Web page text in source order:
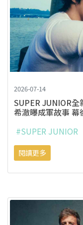
2026-07-14
SUPER JUNIOR
希澈曝成軍故事 幕
#SUPER JUNIOR
閱讀更多